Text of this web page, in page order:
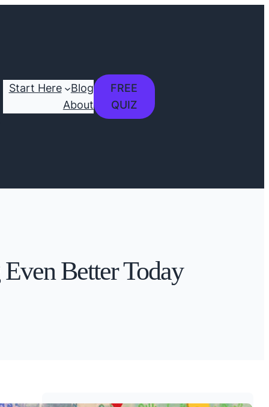
Start Here
Blog
About
FREE
QUIZ
Better Today